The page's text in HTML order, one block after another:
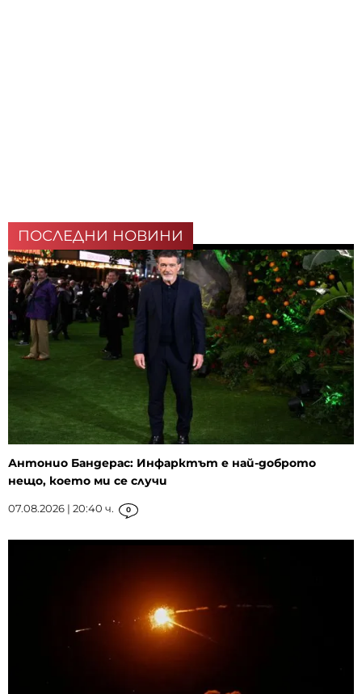
ПОСЛЕДНИ НОВИНИ
Антонио Бандерас: Инфарктът е най-доброто
нещо, което ми се случи
07.08.2026 | 20:40 ч. 0